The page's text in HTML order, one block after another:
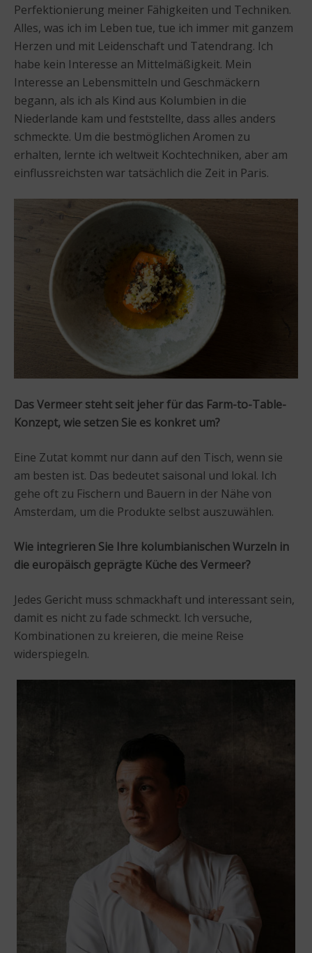
Perfektionierung meiner Fähigkeiten und Techniken.
Alles, was ich im Leben tue, tue ich immer mit ganzem
Herzen und mit Leidenschaft und Tatendrang. Ich
habe kein Interesse an Mittelmäßigkeit. Mein
Interesse an Lebensmitteln und Geschmäckern
begann, als ich als Kind aus Kolumbien in die
Niederlande kam und feststellte, dass alles anders
schmeckte. Um die bestmöglichen Aromen zu
erhalten, lernte ich weltweit Kochtechniken, aber am
einflussreichsten war tatsächlich die Zeit in Paris.
Das Vermeer steht seit jeher für das Farm-to-Table-
Konzept, wie setzen Sie es konkret um?
Eine Zutat kommt nur dann auf den Tisch, wenn sie
am besten ist. Das bedeutet saisonal und lokal. Ich
gehe oft zu Fischern und Bauern in der Nähe von
Amsterdam, um die Produkte selbst auszuwählen.
Wie integrieren Sie Ihre kolumbianischen Wurzeln in
die europäisch geprägte Küche des Vermeer?
Jedes Gericht muss schmackhaft und interessant sein,
damit es nicht zu fade schmeckt. Ich versuche,
Kombinationen zu kreieren, die meine Reise
widerspiegeln.